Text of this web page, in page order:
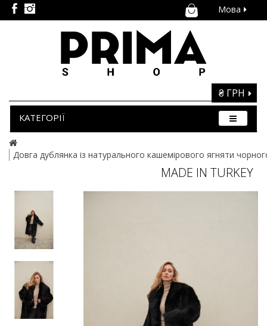
Мова
КАТЕГОРІЇ
₴ ГРН
Довга дублянка із натурального кашемірового ягняти
MADE IN TURKEY